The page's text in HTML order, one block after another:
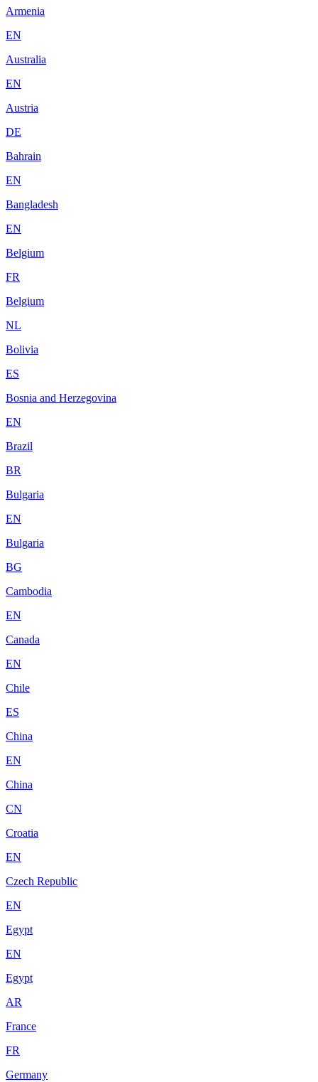
Armenia
EN
Australia
EN
Austria
DE
Bahrain
EN
Bangladesh
EN
Belgium
FR
Belgium
NL
Bolivia
ES
Bosnia and Herzegovina
EN
Brazil
BR
Bulgaria
EN
Bulgaria
BG
Cambodia
EN
Canada
EN
Chile
ES
China
EN
China
CN
Croatia
EN
Czech Republic
EN
Egypt
EN
Egypt
AR
France
FR
Germany